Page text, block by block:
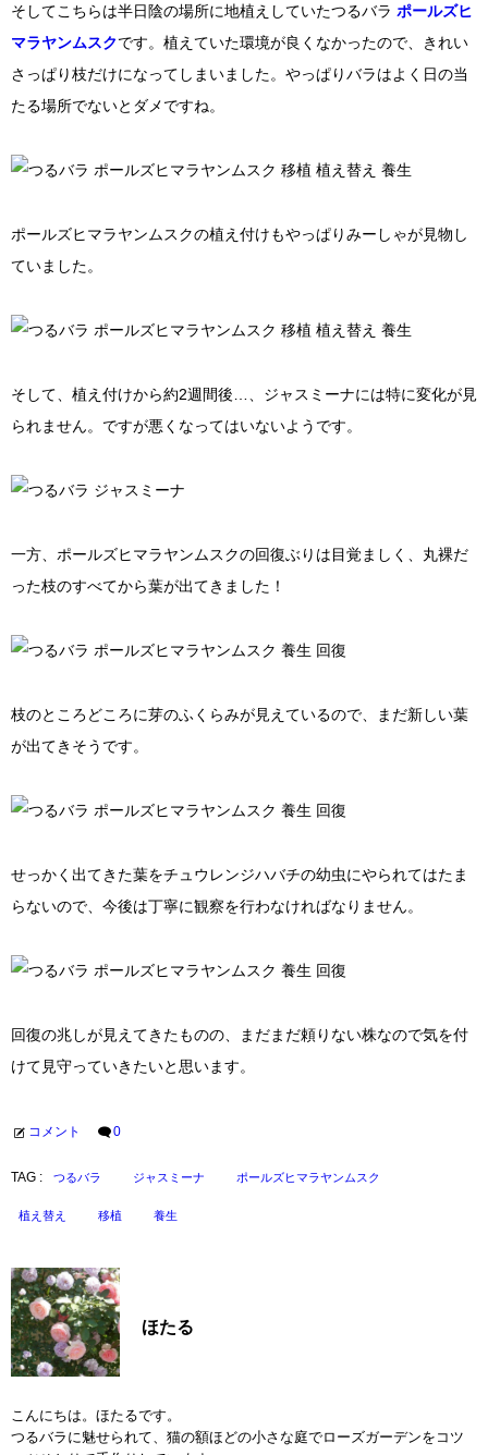
そしてこちらは半日陰の場所に地植えしていたつるバラ ポールズヒ
マラヤンムスクです。植えていた環境が良くなかったので、きれい
さっぱり枝だけになってしまいました。やっぱりバラはよく日の当
たる場所でないとダメですね。
ポールズヒマラヤンムスクの植え付けもやっぱりみーしゃが見物し
ていました。
そして、植え付けから約2週間後…、ジャスミーナには特に変化が見
られません。ですが悪くなってはいないようです。
一方、ポールズヒマラヤンムスクの回復ぶりは目覚ましく、丸裸だ
った枝のすべてから葉が出てきました！
枝のところどころに芽のふくらみが見えているので、まだ新しい葉
が出てきそうです。
せっかく出てきた葉をチュウレンジハバチの幼虫にやられてはたま
らないので、今後は丁寧に観察を行わなければなりません。
回復の兆しが見えてきたものの、まだまだ頼りない株なので気を付
けて見守っていきたいと思います。
コメント 0
TAG : つるバラ ジャスミーナ ポールズヒマラヤンムスク
植え替え 移植 養生
ほたる
こんにちは。ほたるです。
つるバラに魅せられて、猫の額ほどの小さな庭でローズガーデンをコツ